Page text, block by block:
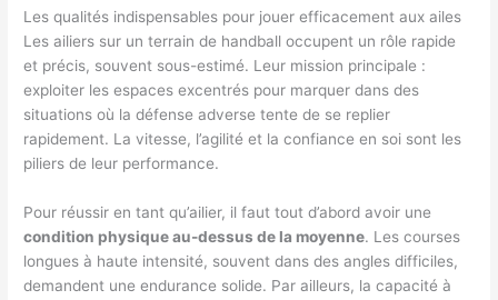
Les qualités indispensables pour jouer efficacement aux ailes
Les ailiers sur un terrain de handball occupent un rôle rapide
et précis, souvent sous-estimé. Leur mission principale :
exploiter les espaces excentrés pour marquer dans des
situations où la défense adverse tente de se replier
rapidement. La vitesse, l’agilité et la confiance en soi sont les
piliers de leur performance.
Pour réussir en tant qu’ailier, il faut tout d’abord avoir une
condition physique au-dessus de la moyenne. Les courses
longues à haute intensité, souvent dans des angles difficiles,
demandent une endurance solide. Par ailleurs, la capacité à